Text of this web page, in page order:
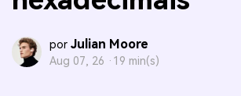
por Julian Moore
Aug 07, 26 · 19 min(s)